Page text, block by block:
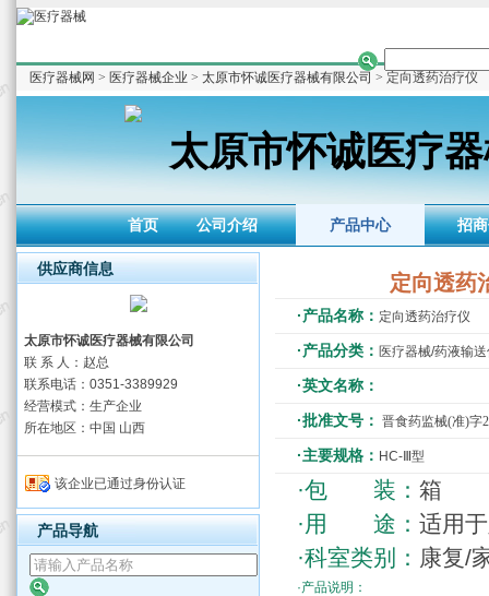
医疗器械网 > 医疗器械企业 > 太原市怀诚医疗器械有限公司 > 定向透药治疗仪
太原市怀诚医疗
首页 公司介绍 产品中心 招
定向透药
·产品名称： 定向透药治疗仪
·产品分类： 医疗器械/药液输
·英文名称：
·批准文号： 晋食药监械(准)字
·主要规格： HC-Ⅲ型
·包 装： 箱
·用 途： 适用
·科室类别： 康复/
·产品说明：
供应商信息
太原市怀诚医疗器械有限公司
联 系 人：赵总
联系电话：0351-3389929
经营模式：生产企业
所在地区：中国 山西
该企业已通过身份认证
产品导航